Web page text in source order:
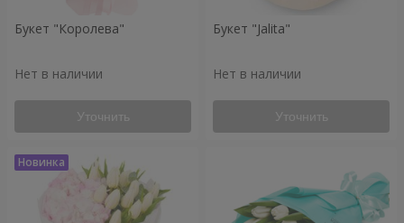
Букет "Королева"
Нет в наличии
Уточнить
Букет "Jalita"
Нет в наличии
Уточнить